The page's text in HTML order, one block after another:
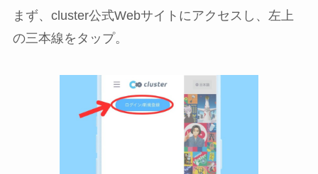
まず、cluster公式Webサイトにアクセスし、左上
の三本線をタップ。